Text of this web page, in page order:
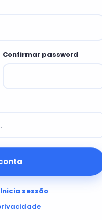
Confirmar password
Inicia sessão